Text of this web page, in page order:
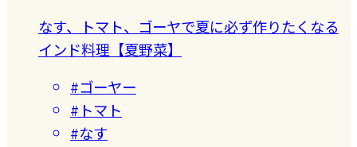
なす、トマト、ゴーヤで夏に必ず作りたくなる
インド料理【夏野菜】
#ゴーヤー
#トマト
#なす